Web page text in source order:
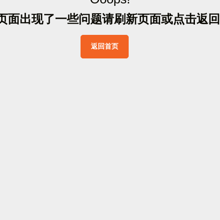
面出现了一些问题请刷新页面或点击返 回
返回首页